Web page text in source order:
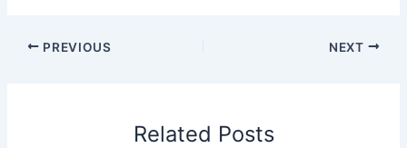
PREVIOUS NEXT
Related Posts